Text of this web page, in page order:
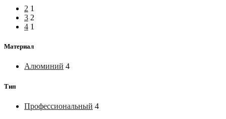
2 1
3 2
4 1
Материал
Алюминий 4
Тип
Профессиональный 4